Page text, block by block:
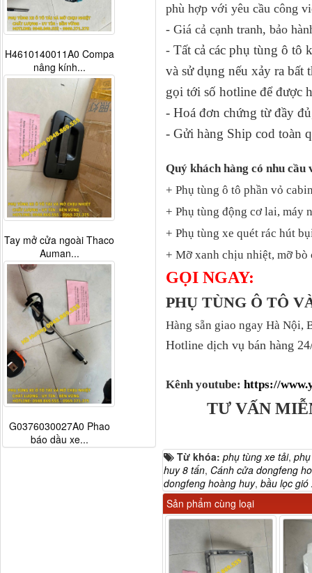
phù hợp với yêu cầu công
- Giá cả cạnh tranh, bảo
- Tất cả các phụ tùng ô tô
và sử dụng nếu xảy ra
gọi tới số hotline để được
- Hoá đơn chứng từ đầy
- Gửi hàng Ship cod toàn
Quý khách hàng có nhu cầu
+ Phụ tùng ô tô phần vỏ
+ Phụ tùng động cơ lai, máy
+ Phụ tùng xe quét rác hút
+ Mỡ xanh chịu nhiệt, mỡ
GỌI NGAY:
PHỤ TÙNG Ô TÔ
Hàng sẵn giao ngay Hà Nội,
Hotline dịch vụ bán hàng
Kênh youtube: https://
TƯ VẤN
Từ khóa: phụ tùng xe tải,
huy 8 tấn, Cánh cửa dongfeng
dongfeng hoàng huy, bầu lọc gió
Sản phẩm cùng loại
H4610140011A0 Compa
nâng kính...
Tay mở cửa ngoài Thaco
Auman...
G0376030027A0 Phao
báo dầu xe...